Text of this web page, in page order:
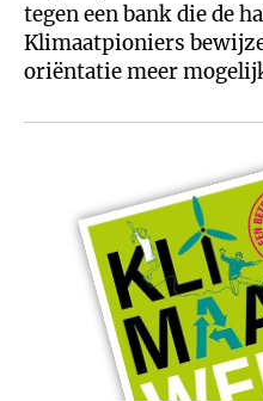
tegen een bank die de
Klimaatpioniers
oriëntatie meer